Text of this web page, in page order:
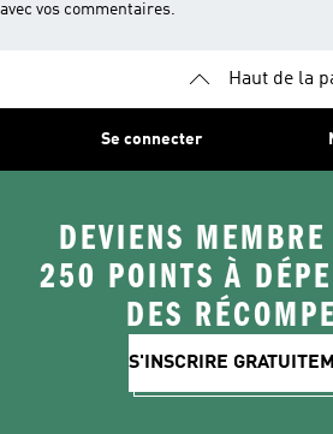
avec vos commentaires.
Haut de la
Se connecter
DEVIENS MEMBRE
250 POINTS À
DES
S'INSCRIRE